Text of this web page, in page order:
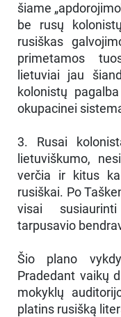
šiame
be rusų
rusiškas
primetamos
lietuviai jau
kolonistų
okupacinei
3. Rusai
lietuviškumo,
verčia ir kitus
rusiškai. Po
visai
tarpusavio
Šio plano
Pradedant vaikų
mokyklų
platins rusišką